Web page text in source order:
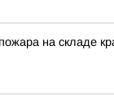
на складе